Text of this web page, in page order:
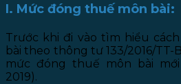
I. Mức đóng thuế môn bài:
Trước khi đi vào tìm hiểu
bài theo thông tư 133/2016/
mức đóng thuế môn bài
2019).